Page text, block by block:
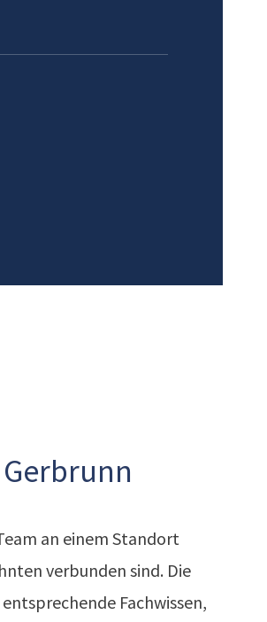
an einem Standort
verbunden sind. Die
Fachwissen,